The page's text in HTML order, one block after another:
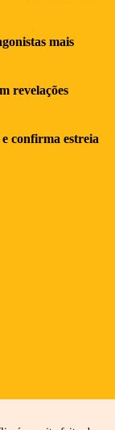
mais
revelações
confirma estreia